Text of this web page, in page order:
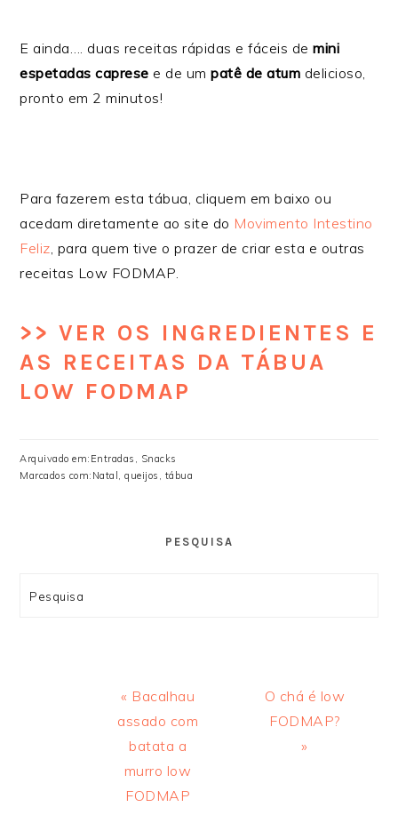
E ainda…. duas receitas rápidas e fáceis demini
espetadas caprese e de umpatê de atum delicioso,
pronto em 2 minutos!
Para fazerem esta tábua, cliquem em baixo ou
acedam diretamente ao site do Movimento Intestino
Feliz , para quem tive o prazer de criar esta e outras
receitas Low FODMAP.
>> VER OS INGREDIENTES E
AS RECEITAS DA TÁBUA
LOW FODMAP
Arquivado em: Entradas , Snacks
Marcados com: Natal ,queijos , tábua
PESQUISA
Search
Previous
Post:
« Bacalhau
assado com
batata a
murro low
FODMAP
Next
Post:
O chá é low
FODMAP?
»